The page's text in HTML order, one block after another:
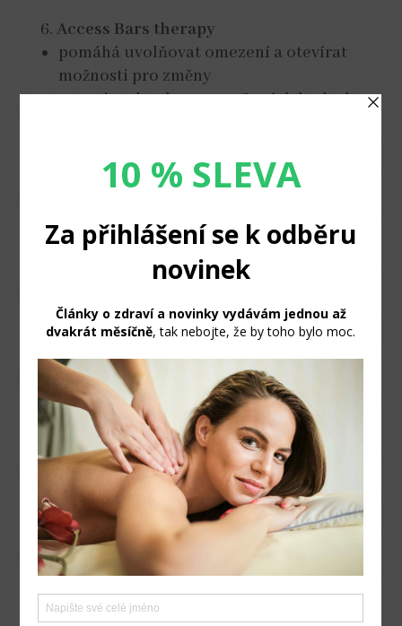
Access Bars therapy
pomáhá uvolňovat omezení a otevírat
možnosti pro změny
pracuje s dotykem na určených bodech
osvobozování duše
dochází k hluboké relaxaci a uvolnění,
Rezervujte si svůj termín
telefonu:
+420 608 170 222
případně na e-mailu:
marketa.steinbachova@email.cz
V připadě, že neberu telefon pracuji a
zavolám vám zpět nebo napíšu.
Termín masáží a ostatních služeb je třeba si objednat
nejlépe telefonicky. Kdybych telefon nepřijala pracuji
a zavolám Vám zpět nebo můžete zanechat sms